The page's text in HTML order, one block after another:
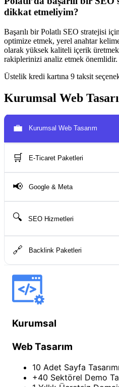
dikkat etmeliyim?
Başarılı bir Polatlı SEO stratejisi
optimize etmek, yerel anahtar
olarak yüksek kaliteli içerik
rakiplerinizi analiz etmek önemlidir.
Üstelik kredi kartına 9 taksit
Kurumsal Web
💼 Kurumsal Web Tasarım
🛒 E-Ticaret Paketleri
📢 Google & Meta
🔍 SEO Hizmetleri
🔗 Backlink Paketleri
Kurumsal
Web Tasarım
10 Adet Sayfa Tasarımı
+40 Sektörel Demo